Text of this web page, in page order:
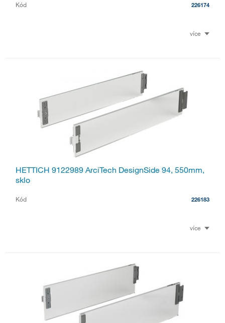
Kód 226174
více
HETTICH 9122989 ArciTech DesignSide 94, 550mm,
sklo
Kód 226183
více